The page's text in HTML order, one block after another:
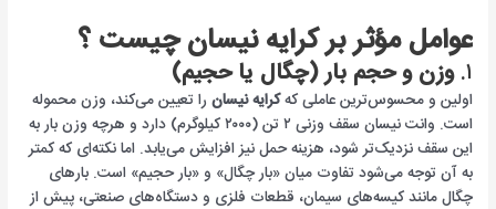
عوامل مؤثر بر کرایه نیسان چیست ؟
۱. وزن و حجم بار (چگال یا حجیم)
اولین و محسوس‌ترین عاملی کهکرایه نیسان را تعیین می‌کند، وزن محموله
است. وانت نیسان سقف وزنی ۲ تن (۲۰۰۰ کیلوگرم) دارد و هرچه وزن بار به
این سقف نزدیک‌تر شود، هزینه حمل نیز افزایش می‌یابد. اما نکته‌ای که کمتر
به آن توجه می‌شود تفاوت میان «بار چگال» و «بار حجیم» است. بارهای
چگال مانند کیسه‌های سیمان، قطعات فلزی و دستگاه‌های صنعتی، پیش از